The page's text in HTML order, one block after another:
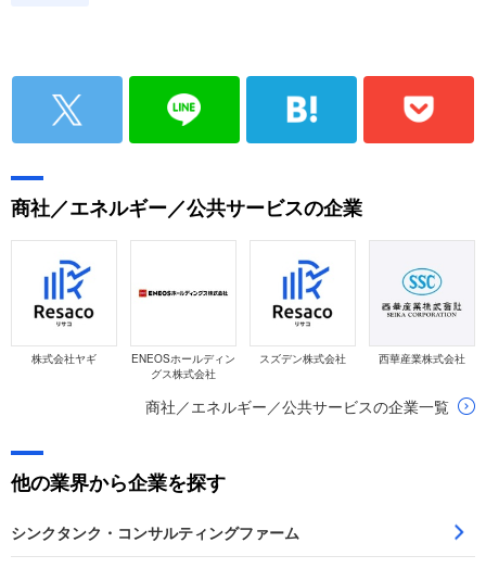
商社／エネルギー／公共サービスの企業
株式会社ヤギ
ENEOSホールディン
グス株式会社
スズデン株式会社 西華産業株式会社
商社／エネルギー／公共サービスの企業一覧
他の業界から企業を探す
シンクタンク・コンサルティングファーム